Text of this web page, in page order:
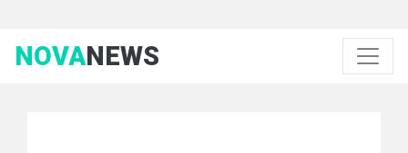
NOVANEWS